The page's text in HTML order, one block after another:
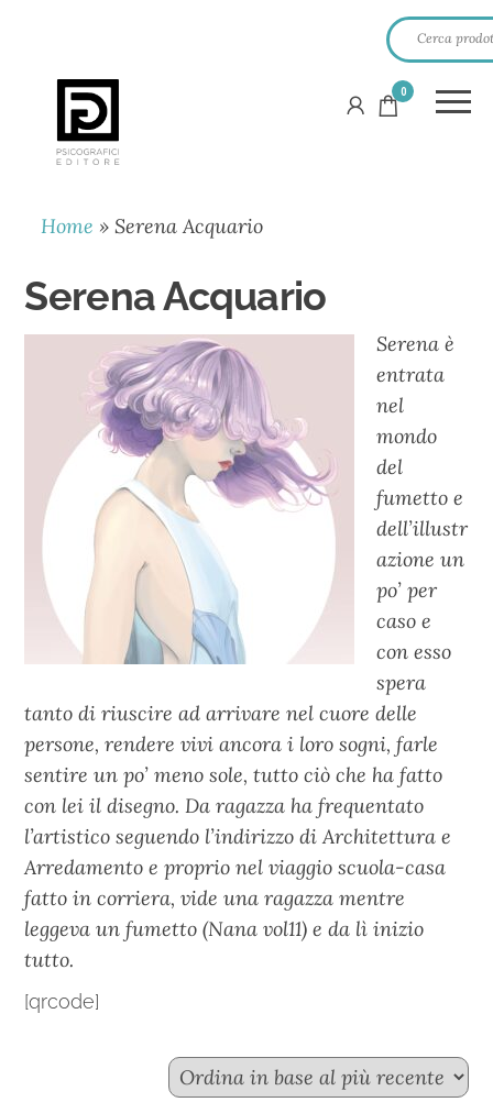
PSICOGRAFICI
EDITORE
0
Home »Serena Acquario
Serena Acquario
Serena è
entrata
nel
mondo
del
fumetto e
dell’illustr
azione un
po’ per
caso e
con esso
spera
tanto di riuscire ad arrivare nel cuore delle
persone, rendere vivi ancora i loro sogni, farle
sentire un po’ meno sole, tutto ciò che ha fatto
con lei il disegno. Da ragazza ha frequentato
l’artistico seguendo l’indirizzo di Architettura e
Arredamento e proprio nel viaggio scuola-casa
fatto in corriera, vide una ragazza mentre
leggeva un fumetto (Nana vol11) e da lì inizio
tutto.
[qrcode]